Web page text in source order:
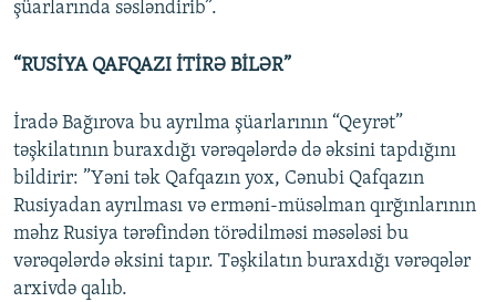
şüarlarında səsləndirib”.
“RUSİYA QAFQAZI İTİRƏ BİLƏR”
İradə Bağırova bu ayrılma şüarlarının “Qeyrət”
təşkilatının buraxdığı vərəqələrdə də əksini tapdığını
bildirir: ”Yəni tək Qafqazın yox, Cənubi Qafqazın
Rusiyadan ayrılması və erməni-müsəlman qırğınlarının
məhz Rusiya tərəfindən törədilməsi məsələsi bu
vərəqələrdə əksini tapır. Təşkilatın buraxdığı vərəqələr
arxivdə qalıb.